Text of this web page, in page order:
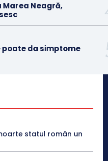
Neagră,
poate da simptome
statul român un